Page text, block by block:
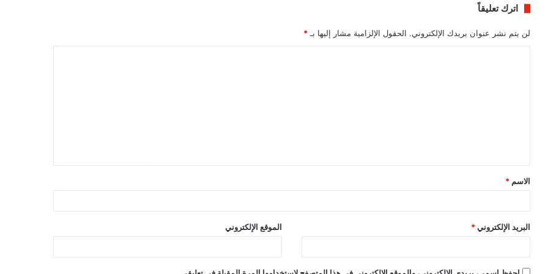
اترك تعليقاً
لن يتم نشر عنوان بريدك الإلكتروني. الحقول الإلزامية مشار إليها بـ *
ق
*
الاسم *
البريد الإلكتروني * الموقع الإلكتروني